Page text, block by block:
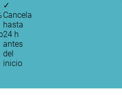
✓
Cancela
hasta
24 h
antes
del
inicio